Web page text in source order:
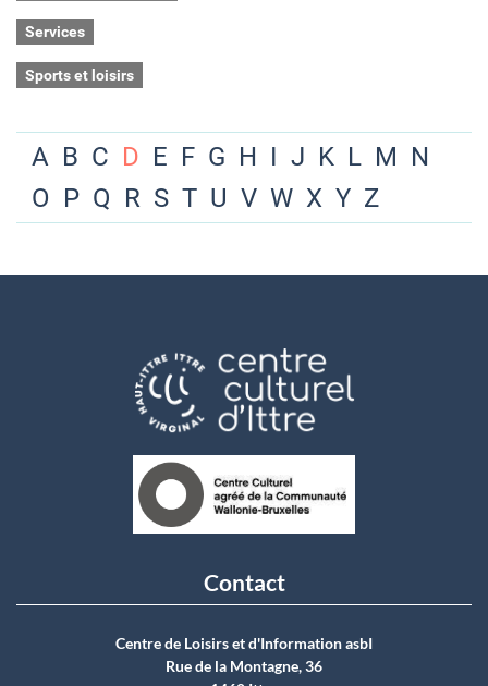
Services
Sports et loisirs
A B C D E F G H I J K L M N
O P Q R S T U V W X Y Z
Contact
Centre de Loisirs et d'Information asbI
Rue de la Montagne, 36